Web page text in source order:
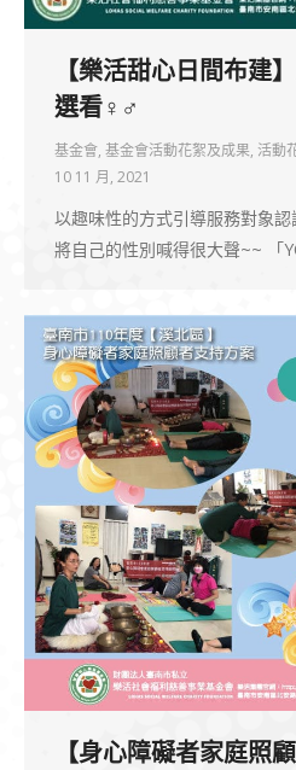
【樂活甜心日間布建
選看♀♂
基金會, 基金會活動花絮及成果, 活動
10 11 月, 2021
以趣味性的方式引導服務對象
將自己的性別喊得很大聲~~ 「
【身心障礙者家庭照